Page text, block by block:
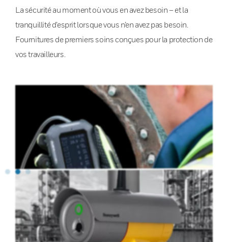
La sécurité au moment où vous en avez besoin – et la
tranquillité d’esprit lorsque vous n’en avez pas besoin.
Fournitures de premiers soins conçues pour la protection de
vos travailleurs.